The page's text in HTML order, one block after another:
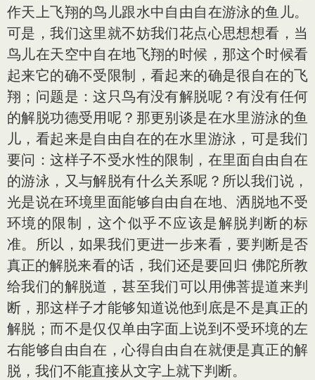
作天上飞翔的鸟儿跟水中自由自在游泳的鱼儿。
可是，我们这里就不妨我们花点心思想想看，当
鸟儿在天空中自在地飞翔的时候，那这个时候看
起来它的确不受限制，看起来的确是很自在的飞
翔；问题是：这只鸟有没有解脱呢？有没有任何
的解脱功德受用呢？那更别谈是在水里游泳的鱼
儿，看起来是自由自在的在水里游泳，可是我们
要问：这样子不受水性的限制，在里面自由自在
的游泳，又与解脱有什么关系呢？所以我们说，
光是说在环境里面能够自由自在地、洒脱地不受
环境的限制，这个似乎不应该是解脱判断的标
准。所以，如果我们更进一步来看，要判断是否
真正的解脱来看的话，我们还是要回归 佛陀所教
给我们的解脱道，甚至我们可以用佛菩提道来判
断，那这样子才能够知道说他到底是不是真正的
解脱；而不是仅仅单由字面上说到不受环境的左
右能够自由自在，心得自由自在就便是真正的解
脱，我们不能直接从文字上就下判断。